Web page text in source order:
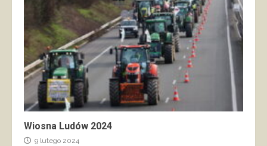
Wiosna Ludów 2024
9 lutego 2024